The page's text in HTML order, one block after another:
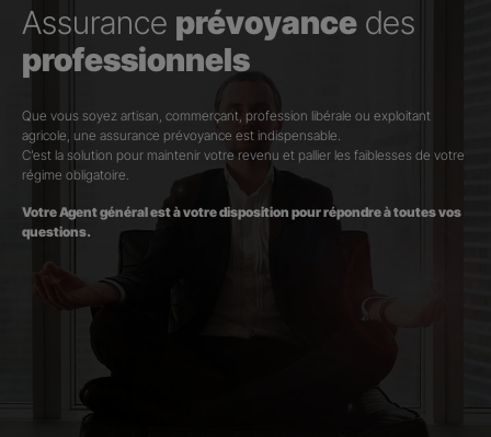
Assurance prévoyance des
professionnels
Que vous soyez artisan, commerçant, profession libérale ou exploitant
agricole, une assurance prévoyance est indispensable.
C’est la solution pour maintenir votre revenu et pallier les faiblesses de votre
régime obligatoire.
Votre Agent général est à votre disposition pour répondre à toutes vos
questions.